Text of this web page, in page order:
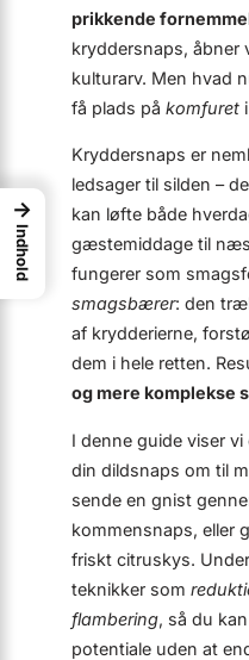
prikkende
kryddersnaps, åbner
kulturarv. Men hvad
få plads på komfuret
Kryddersnaps er
ledsager til silden –
kan løfte både
gæstemiddage til
fungerer som
smagsbærer: den
af krydderierne,
dem i hele retten.
og mere komplekse
I denne guide viser
din dildsnaps om til
sende en gnist
kommen­snaps, eller
friskt citrus­kys.
teknikker som
flambering, så du
potentiale uden at
→
Indhold